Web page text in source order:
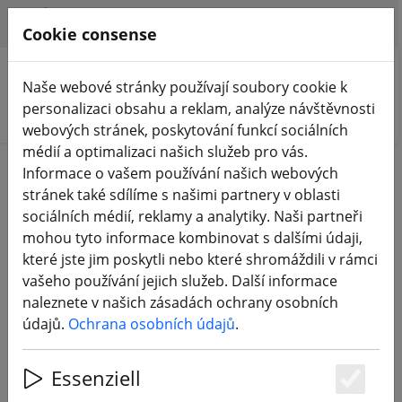
Hledat produkty
Home Příslušenství
Kabely - zástrčky - nářadí a
užitečné předměty
90 Products
Unterkategorien
Cookie consense
Naše webové stránky používají soubory cookie k
personalizaci obsahu a reklam, analýze návštěvnosti
webových stránek, poskytování funkcí sociálních
médií a optimalizaci našich služeb pro vás.
Informace o vašem používání našich webových
stránek také sdílíme s našimi partnery v oblasti
sociálních médií, reklamy a analytiky. Naši partneři
mohou tyto informace kombinovat s dalšími údaji,
které jste jim poskytli nebo které shromáždili v rámci
vašeho používání jejich služeb. Další informace
naleznete v našich zásadách ochrany osobních
údajů. Ochrana osobních údajů.
Essenziell